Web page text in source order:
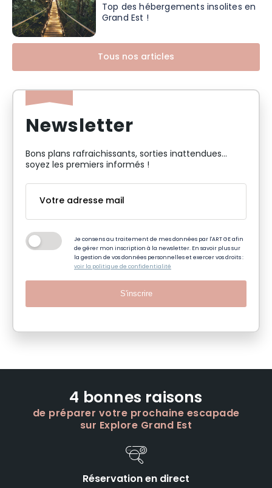
Top des hébergements insolites en
Grand Est !
Tous nos articles
Newsletter
Bons plans rafraichissants, sorties inattendues…
soyez les premiers informés !
Je consens au traitement de mes données par l'ART GE afin
de gérer mon inscription à la newsletter. En savoir plus sur
la gestion de vos données personnelles et exercer vos droits :
voir la politique de confidentialité
S'inscrire
4 bonnes raisons
de préparer votre prochaine escapade
sur Explore Grand Est
Réservation en direct